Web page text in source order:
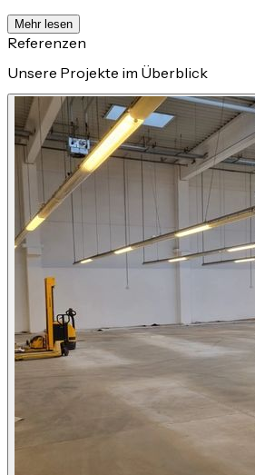
Mehr lesen
Referenzen
Unsere Projekte im Überblick